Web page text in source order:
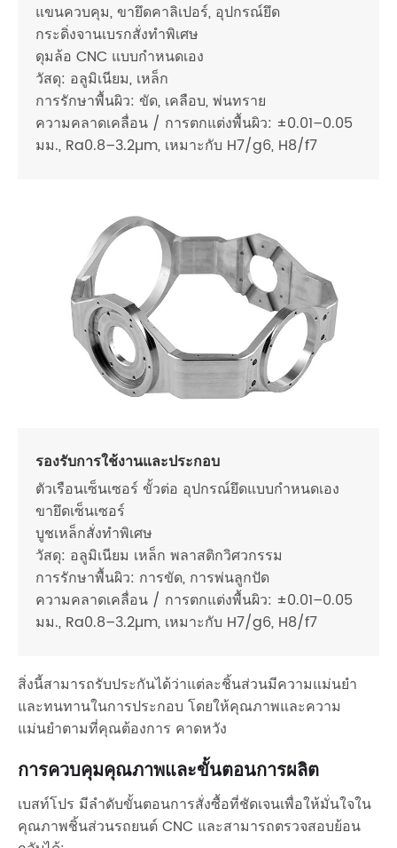
แขนควบคุม, ขายึดคาลิเปอร์, อุปกรณ์ยึด
กระดิ่งจานเบรกสั่งทำพิเศษ
ดุมล้อ CNC แบบกำหนดเอง
วัสดุ: อลูมิเนียม, เหล็ก
การรักษาพื้นผิว: ขัด, เคลือบ, พ่นทราย
ความคลาดเคลื่อน / การตกแต่งพื้นผิว: ±0.01–0.05
มม., Ra0.8–3.2µm, เหมาะกับ H7/g6, H8/f7
รองรับการใช้งานและประกอบ
ตัวเรือนเซ็นเซอร์ ขั้วต่อ อุปกรณ์ยึดแบบกำหนดเอง
ขายึดเซ็นเซอร์
บูชเหล็กสั่งทำพิเศษ
วัสดุ: อลูมิเนียม เหล็ก พลาสติกวิศวกรรม
การรักษาพื้นผิว: การขัด, การพ่นลูกปัด
ความคลาดเคลื่อน / การตกแต่งพื้นผิว: ±0.01–0.05
มม., Ra0.8–3.2µm, เหมาะกับ H7/g6, H8/f7
สิ่งนี้สามารถรับประกันได้ว่าแต่ละชิ้นส่วนมีความแม่นยำ
และทนทานในการประกอบ โดยให้คุณภาพและความ
แม่นยำตามที่คุณต้องการ คาดหวัง
การควบคุมคุณภาพและขั้นตอนการผลิต
เบสท์โปร มีลำดับขั้นตอนการสั่งซื้อที่ชัดเจนเพื่อให้มั่นใจใน
คุณภาพชิ้นส่วนรถยนต์ CNC และสามารถตรวจสอบย้อน